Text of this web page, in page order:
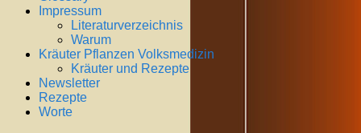
Impressum
Literaturverzeichnis
Warum
Kräuter Pflanzen Volksmedizin
Kräuter und Rezepte
Newsletter
Rezepte
Worte